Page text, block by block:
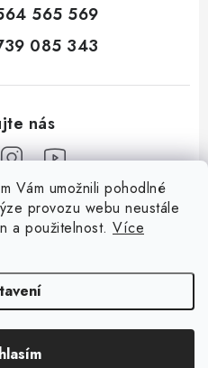
Vám umožnili pohodlné
provozu webu neustále
a použitelnost. Více
565 569
085 343
Walker
Komunální technika
. Všechna práva vyhrazena.